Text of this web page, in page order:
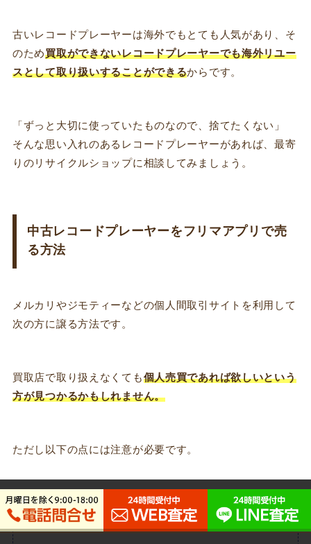
古いレコードプレーヤーは海外でもとても人気があり、そ
のため買取ができないレコードプレーヤーでも海外リユー
スとして取り扱いすることができるからです。
「ずっと大切に使っていたものなので、捨てたくない」
そんな思い入れのあるレコードプレーヤーがあれば、最寄
りのリサイクルショップに相談してみましょう。
中古レコードプレーヤーをフリマアプリで売
る方法
メルカリやジモティーなどの個人間取引サイトを利用して
次の方に譲る方法です。
買取店で取り扱えなくても 個人売買であれば欲しいという
方が見つかるかもしれません。
ただし以下の点には注意が必要です。
個人売買を利用するときの注意事項